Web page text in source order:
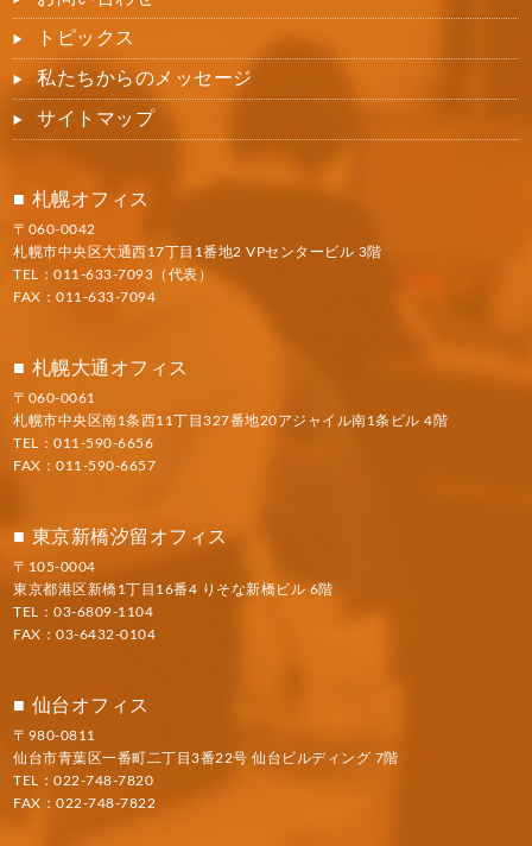
トピックス
私たちからのメッセージ
サイトマップ
札幌オフィス
〒060-0042
札幌市中央区大通西17丁目1番地2 VPセンタービル 3階
TEL：011-633-7093 （代表）
FAX：011-633-7094
札幌大通オフィス
〒060-0061
札幌市中央区南1条西11丁目327番地20アジャイル南1条ビル 4階
TEL：011-590-6656
FAX：011-590-6657
東京新橋汐留オフィス
〒105-0004
東京都港区新橋1丁目16番4 りそな新橋ビル 6階
TEL：03-6809-1104
FAX：03-6432-0104
仙台オフィス
〒980-0811
仙台市青葉区一番町二丁目3番22号 仙台ビルディング 7階
TEL：022-748-7820
FAX：022-748-7822